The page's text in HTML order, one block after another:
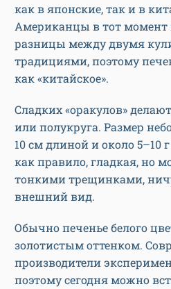
как в японские, так и в
Американцы в тот момент
разницы между двумя
традициями, поэтому
как «китайское».
Сладких «оракулов»
или полукруга. Размер
10 см длиной и около 5–10
как правило, гладкая, но
тонкими трещинками,
внешний вид.
Обычно печенье белого
золотистым оттенком.
производители
поэтому сегодня можно